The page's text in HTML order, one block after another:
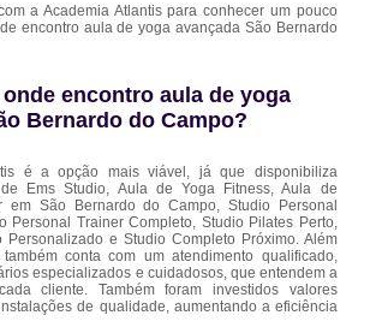
a Academia Atlantis para conhecer um pouco
encontro aula de yoga avançada São Bernardo
encontro aula de yoga
Bernardo do Campo?
é a opção mais viável, já que disponibiliza
Ems Studio, Aula de Yoga Fitness, Aula de
em São Bernardo do Campo, Studio Personal
Personal Trainer Completo, Studio Pilates Perto,
Personalizado e Studio Completo Próximo. Além
conta com um atendimento qualificado,
especializados e cuidadosos, que entendem a
cliente. Também foram investidos valores
de qualidade, aumentando a eficiência